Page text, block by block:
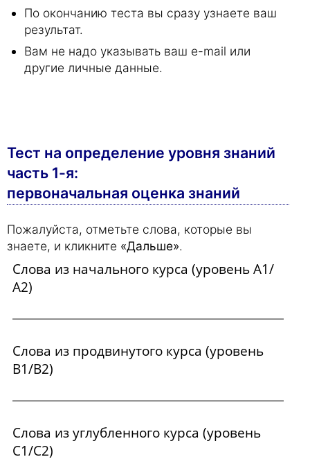
По окончанию теста вы сразу узнаете ваш
результат.
Вам не надо указывать ваш e-mail или
другие личные данные.
Тест на определение уровня знаний
часть 1-я:
первоначальная оценка знаний
Пожалуйста, отметьте слова, которые вы
знаете, и кликните «Дальше».
Слова из начального курса (уровень А1/
А2)
Слова из продвинутого курса (уровень
В1/В2)
Слова из углубленного курса (уровень
С1/С2)